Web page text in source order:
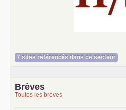
7 sites référencés dans ce secteur
Brèves
Toutes les brèves